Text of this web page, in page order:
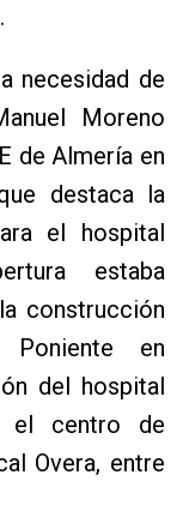
necesidad de
Moreno
de Almería en
destaca la
el hospital
estaba
construcción
en
del hospital
el centro de
Overa, entre